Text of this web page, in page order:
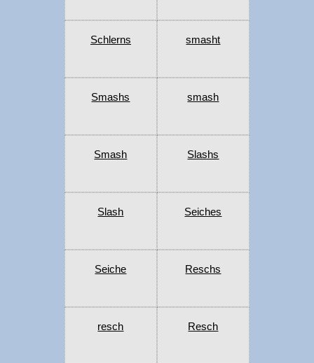
Schlerns smasht
Smashs smash
Smash Slashs
Slash Seiches
Seiche Reschs
resch Resch